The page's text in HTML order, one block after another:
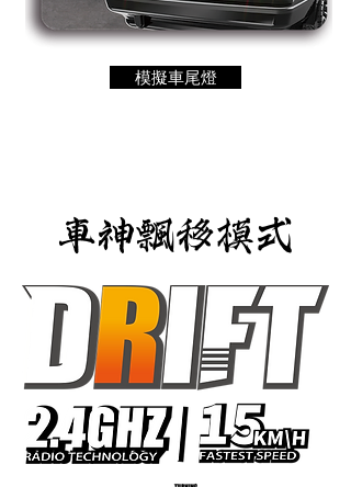
模擬車尾燈
車神飄移模式